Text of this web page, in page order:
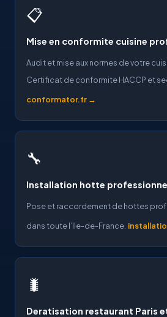
📋
Mise en conformite cuisine
Audit et mise aux normes de votre
Certificat de conformite HACCP et
conformator.fr →
🔧
Installation hotte
Pose et raccordement de hottes
dans toute l’Ile-de-France.
🐛
Deratisation restaurant Paris